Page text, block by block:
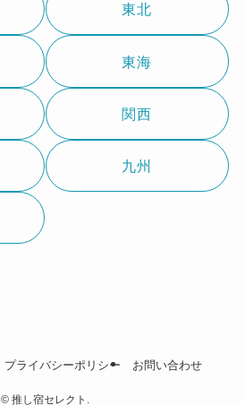
東北
東海
関西
九州
プライバシーポリシー お問い合わせ
©推し宿セレクト.